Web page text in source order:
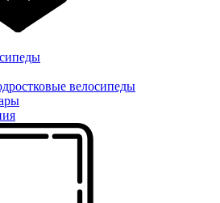
велосипеды